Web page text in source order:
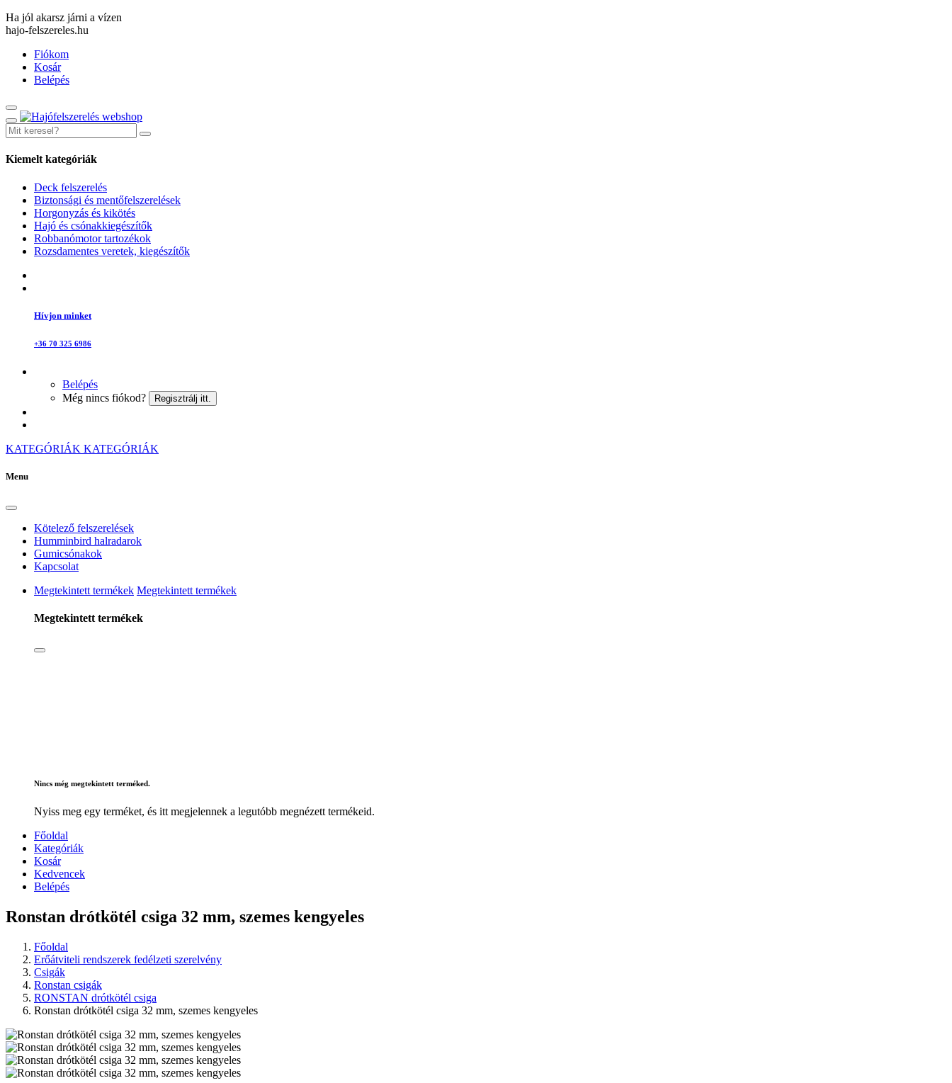
Ha jól akarsz járni a vízen
hajo-felszereles.hu
Fiókom
Kosár
Belépés
Kiemelt kategóriák
Deck felszerelés
Biztonsági és mentőfelszerelések
Horgonyzás és kikötés
Hajó és csónakkiegészítők
Robbanómotor tartozékok
Rozsdamentes veretek, kiegészítők
Hívjon minket
+36 70 325 6986
Belépés
Még nincs fiókod?
Regisztrálj itt.
KATEGÓRIÁK KATEGÓRIÁK
Menu
Kötelező felszerelések
Humminbird halradarok
Gumicsónakok
Kapcsolat
Megtekintett termékek Megtekintett termékek
Megtekintett termékek
Nincs még megtekintett terméked.
Nyiss meg egy terméket, és itt megjelennek a legutóbb megnézett termékeid.
Főoldal
Kategóriák
Kosár
Kedvencek
Belépés
Ronstan drótkötél csiga 32 mm, szemes kengyeles
Főoldal
Erőátviteli rendszerek fedélzeti szerelvény
Csigák
Ronstan csigák
RONSTAN drótkötél csiga
Ronstan drótkötél csiga 32 mm, szemes kengyeles